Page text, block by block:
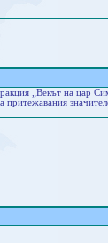
„Векът на цар
притежавания